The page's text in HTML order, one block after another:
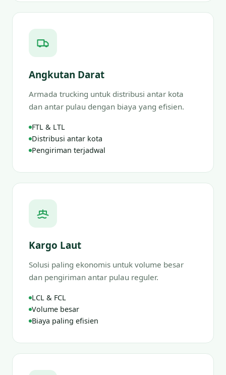
Angkutan Darat
Armada trucking untuk distribusi antar kota
dan antar pulau dengan biaya yang efisien.
FTL & LTL
Distribusi antar kota
Pengiriman terjadwal
Kargo Laut
Solusi paling ekonomis untuk volume besar
dan pengiriman antar pulau reguler.
LCL & FCL
Volume besar
Biaya paling efisien